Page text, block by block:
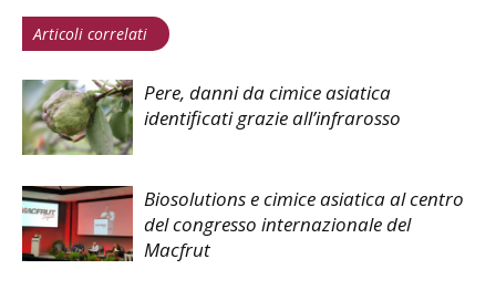
Articoli correlati
Pere, danni da cimice asiatica
identificati grazie all’infrarosso
Biosolutions e cimice asiatica al centro
del congresso internazionale del
Macfrut